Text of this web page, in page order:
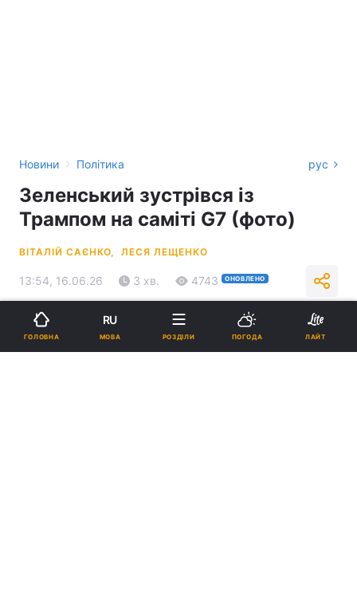
Новини › Політика рус
Зеленський зустрівся із
Трампом на саміті G7 (фото)
ВІТАЛІЙ САЄНКО, ЛЕСЯ ЛЕЩЕНКО
13:54, 16.06.26 3 хв. 4743 ОНОВЛЕНО
Підпишіться на нас в Google
ГОЛОВНА
RU
МОВА РОЗДІЛИ ПОГОДА ЛАЙТ